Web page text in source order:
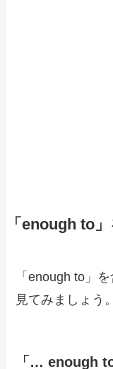
「enough to
「enough to」
見てみましょう。
「… enough